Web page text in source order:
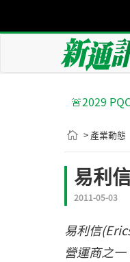
🚨2029
> 產業動態
易利
2011-05-03
易利信
營運商之